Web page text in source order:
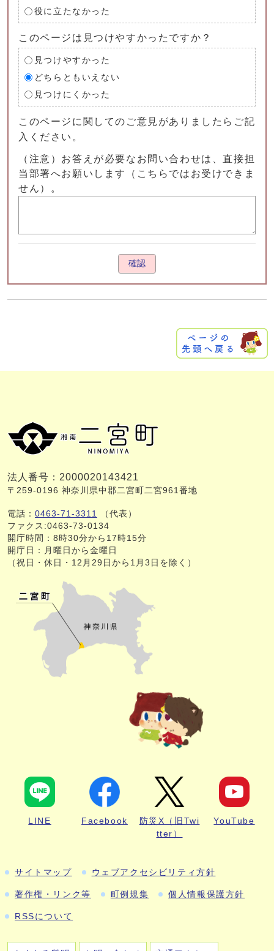
役に立たなかった
このページは見つけやすかったですか？
見つけやすかった
どちらともいえない
見つけにくかった
このページに関してのご意見がありましたらご記
入ください。
（注意）お答えが必要なお問い合わせは、直接担
当部署へお願いします（こちらではお受けできま
せん）。
確認
法人番号：2000020143421
〒259-0196 神奈川県中郡二宮町二宮961番地
電話： 0463-71-3311
（代表）
ファクス:0463-73-0134
開庁時間：8時30分から17時15分
開庁日：月曜日から金曜日
（祝日・休日・12月29日から1月3日を除く）
LINE Facebook
防災X（旧Twi
tter）
YouTube
サイトマップ ウェブアクセシビリティ方針
著作権・リンク等 町例規集 個人情報保護方針
RSSについて